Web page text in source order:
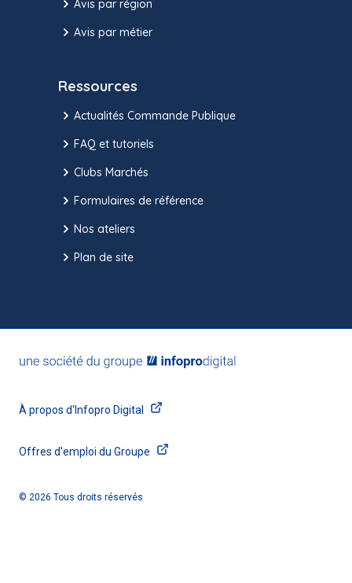
Avis par région
Avis par métier
Ressources
Actualités Commande Publique
FAQ et tutoriels
Clubs Marchés
Formulaires de référence
Nos ateliers
Plan de site